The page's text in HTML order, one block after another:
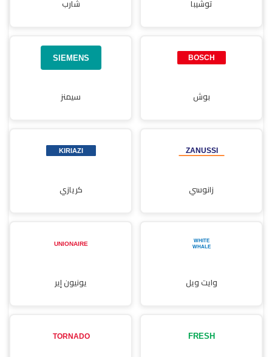
توشيبا شارب
بوش سيمنز
زانوسي كريازي
وايت ويل يونيون إير